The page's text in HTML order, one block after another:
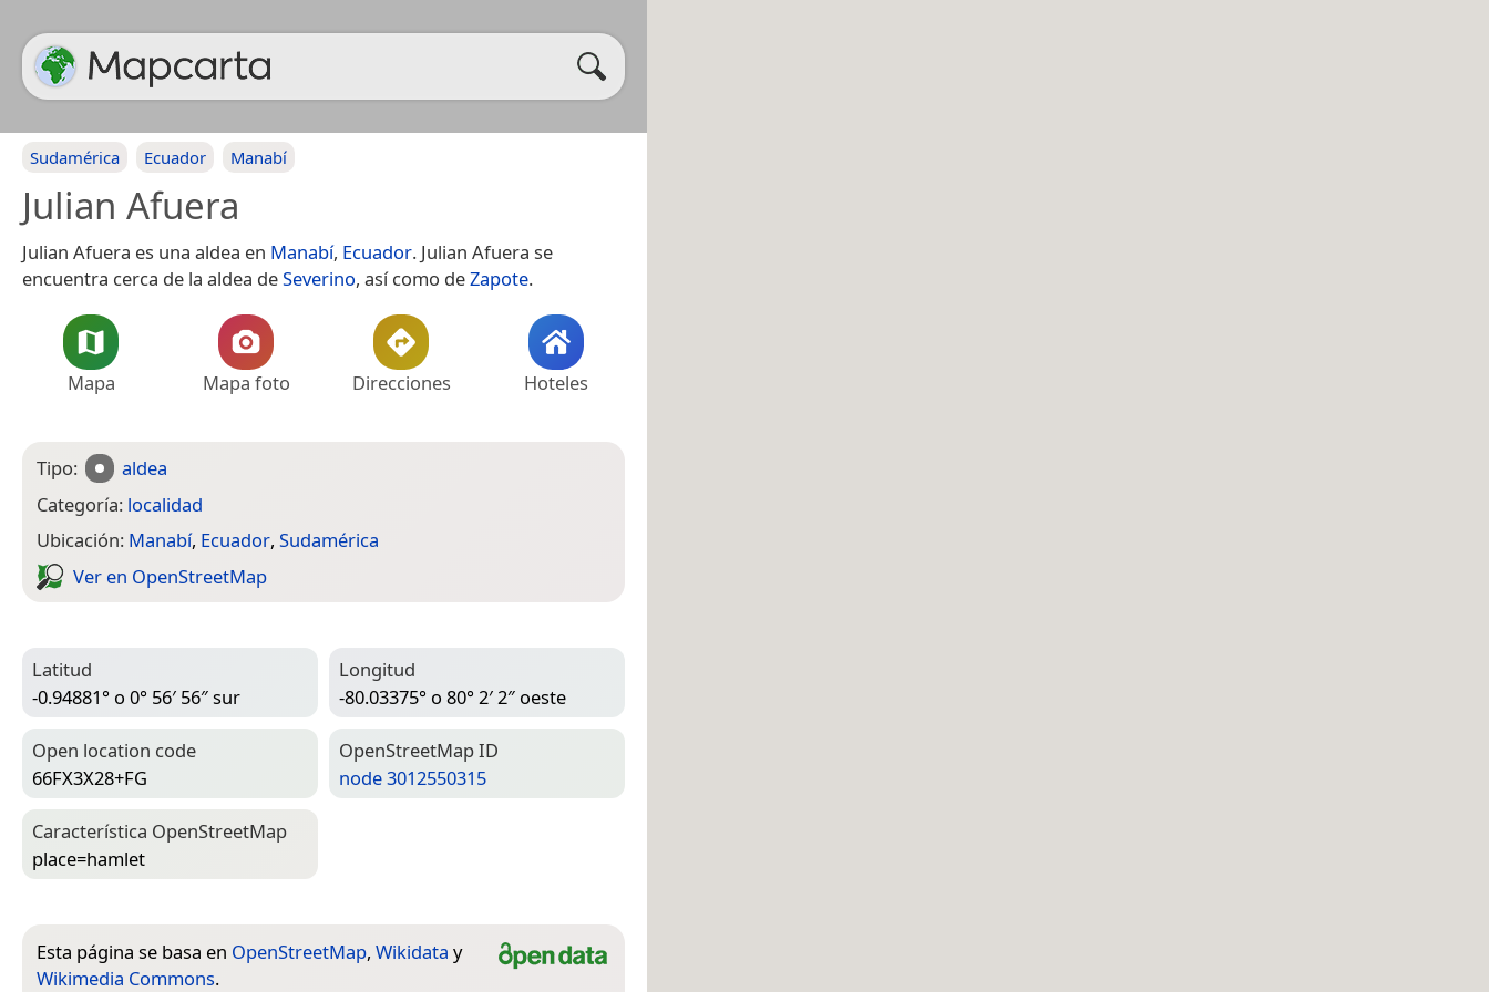
Sudamérica Ecuador Manabí
Julian Afuera
Julian Afuera es una aldea en Manabí, Ecuador. Julian Afuera se
encuentra cerca de la aldea deSeverino, así como deZapote.
Mapa Mapa foto Direcciones Hoteles
Tipo:
aldea
Categoría: localidad
Ubicación: Manabí, Ecuador, Sudamérica
Ver en Open­Street­Map
Latitud
-0.94881° o 0° 56′ 56″ sur
Longitud
-80.03375° o 80° 2′ 2″ oeste
Open location code
66FX3X28+FG
Open­Street­Map ID
node 3012550315
Característica Open­Street­Map
place=­hamlet
Esta página se basa en OpenStreetMap, Wikidata y
Wikimedia Commons.